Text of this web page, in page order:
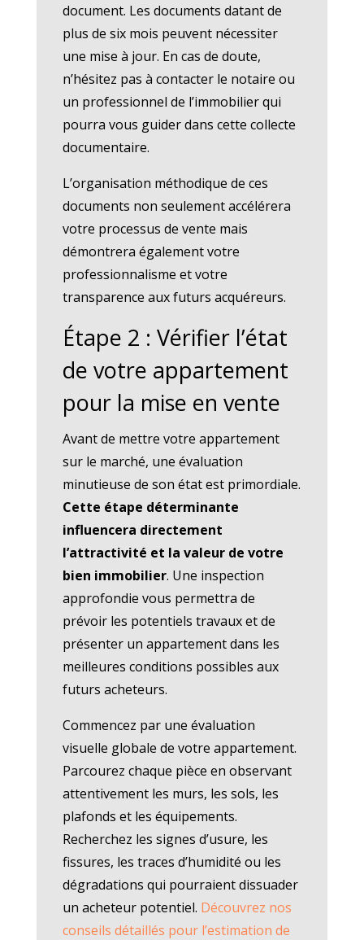
document. Les documents datant de
plus de six mois peuvent nécessiter
une mise à jour. En cas de doute,
n’hésitez pas à contacter le notaire ou
un professionnel de l’immobilier qui
pourra vous guider dans cette collecte
documentaire.
L’organisation méthodique de ces
documents non seulement accélérera
votre processus de vente mais
démontrera également votre
professionnalisme et votre
transparence aux futurs acquéreurs.
Étape 2 : Vérifier l’état
de votre appartement
pour la mise en vente
Avant de mettre votre appartement
sur le marché, une évaluation
minutieuse de son état est primordiale.
Cette étape déterminante
influencera directement
l’attractivité et la valeur de votre
bien immobilier. Une inspection
approfondie vous permettra de
prévoir les potentiels travaux et de
présenter un appartement dans les
meilleures conditions possibles aux
futurs acheteurs.
Commencez par une évaluation
visuelle globale de votre appartement.
Parcourez chaque pièce en observant
attentivement les murs, les sols, les
plafonds et les équipements.
Recherchez les signes d’usure, les
fissures, les traces d’humidité ou les
dégradations qui pourraient dissuader
un acheteur potentiel. Découvrez nos
conseils détaillés pour l’estimation de